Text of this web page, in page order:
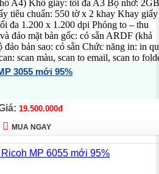
A4) Khổ giấy: tối đa A3 Bộ nhớ: 2GB
tiêu chuẩn: 550 tờ x 2 khay Khay giấy
đa 1.200 x 1.200 dpi Phóng to – thu
đảo mặt bản gốc: có sẵn ARDF (khả
bản sao: có sẵn Chức năng in: in
scan màu, scan to email, scan to
T/100 base-TX, Ethernet 1000
Màn hình LCD màu cảm ứng 10,1
USB Kích thước: 587 x 684 x 913
xứ: Trung Quốc (Hãng Ricoh - Nhật
Bảo hành: 12 tháng (theo số bản
3055 mới 95%
19.500.000đ
MUA NGAY